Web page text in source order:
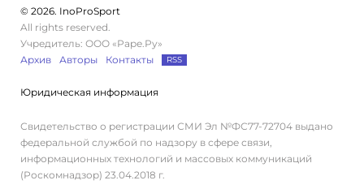
© 2026. InoProSport
All rights reserved.
Учредитель: ООО «Раре.Ру»
Архив
Авторы Контакты RSS
Юридическая информация
Свидетельство о регистрации СМИ Эл №ФС77-72704 выдано
федеральной службой по надзору в сфере связи,
информационных технологий и массовых коммуникаций
(Роскомнадзор) 23.04.2018 г.